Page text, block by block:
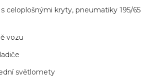
s celoplošnými kryty, pneumatiky 195/65
vozu
světlomety